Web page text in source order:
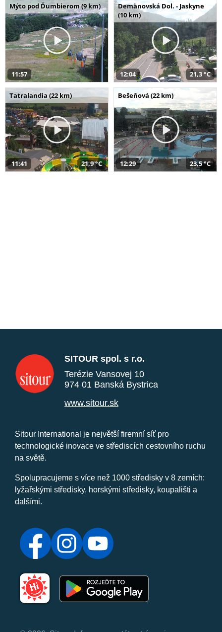
Mýto pod Ďumbierom (9 km)
11:57
Demänovská Dol. - Jaskyne
(10 km)
12:04 21,3 °C
Tatralandia (22 km)
11:41 21,9 °C
Bešeňová (22 km)
12:29 23,5 °C
SITOUR spol. s r.o.
Terézie Vansovej 10
974 01 Banská Bystrica
www.sitour.sk
Sitour International je největší firemní síť pro
technologické inovace ve střediscích cestovního ruchu
na světě.
Spolupracujeme s více než 1000 středisky v 8 zemích:
lyžařskými středisky, horskými středisky, koupališti a
dalšími.